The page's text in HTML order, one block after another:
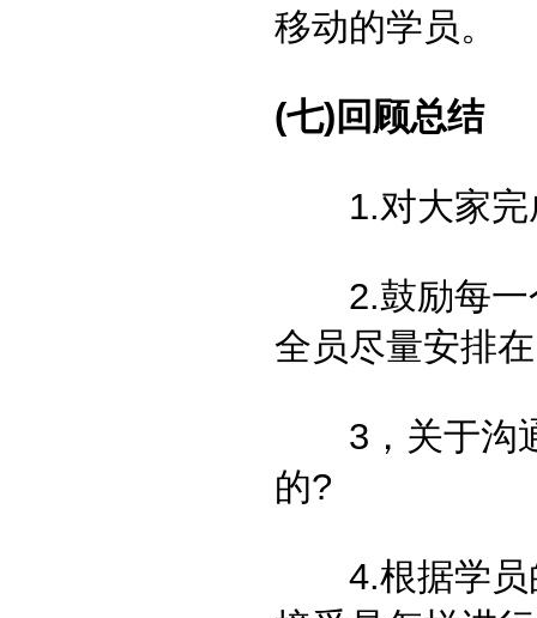
移动的学员。
(七)回顾总结
1.对大家完
2.鼓励每一
全员尽量安排
3，关于沟通
的?
4.根据学员